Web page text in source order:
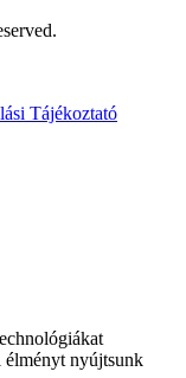
Tájékoztató
élményt nyújtsunk